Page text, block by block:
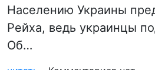
Населению Украины
Рейха, ведь украинцы
Об…